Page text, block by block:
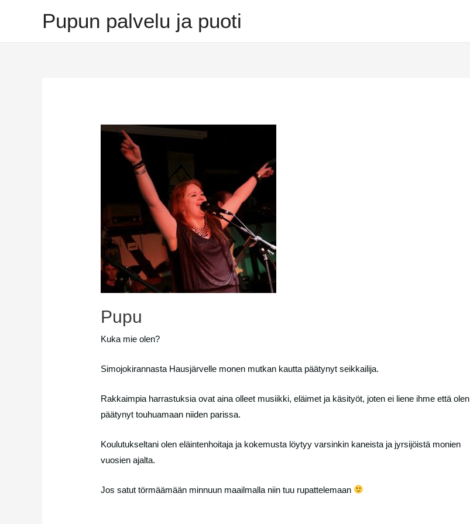
Pupun palvelu ja puoti
Pupu
Kuka mie olen?
Simojokirannasta Hausjärvelle monen mutkan kautta päätynyt seikkailija.
Rakkaimpia harrastuksia ovat aina olleet musiikki, eläimet ja käsityöt, joten ei liene ihme että olen
päätynyt touhuamaan niiden parissa.
Koulutukseltani olen eläintenhoitaja ja kokemusta löytyy varsinkin kaneista ja jyrsijöistä monien
vuosien ajalta.
Jos satut törmäämään minnuun maailmalla niin tuu rupattelemaan